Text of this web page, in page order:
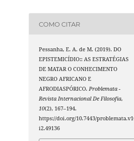
COMO CITAR
Pessanha, E. A. de M. (2019). DO
EPISTEMICÍDIO:: AS ESTRATÉGIAS
DE MATAR O CONHECIMENTO
NEGRO AFRICANO E
AFRODIASPÓRICO.Problemata -
Revista Internacional De Filosofia,
10(2), 167–194.
https://doi.org/10.7443/
i2.49136